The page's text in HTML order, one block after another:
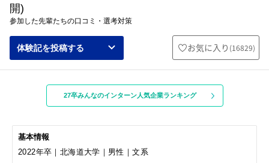
開)
参加した先輩たちの口コミ・選考対策
体験記を投稿する お気に入り (16829)
27卒みんなのインターン人気企業ランキング
基本情報
2022年卒｜北海道大学｜男性｜文系